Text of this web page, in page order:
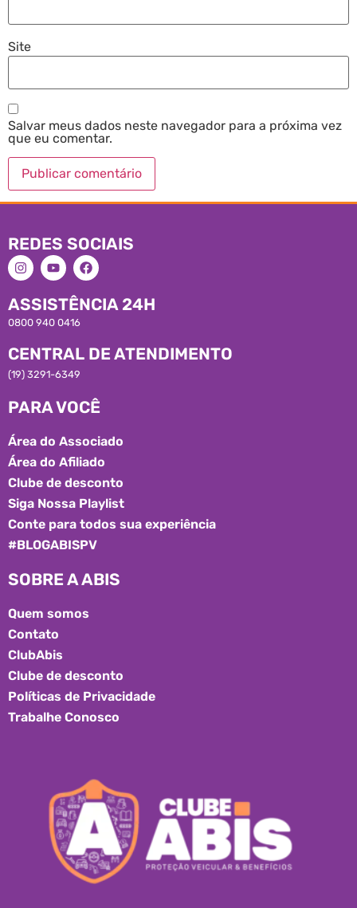
Site
Salvar meus dados neste navegador para a próxima vez
que eu comentar.
REDES SOCIAIS
ASSISTÊNCIA 24H
0800 940 0416
CENTRAL DE ATENDIMENTO
(19) 3291-6349
PARA VOCÊ
Área do Associado
Área do Afiliado
Clube de desconto
Siga Nossa Playlist
Conte para todos sua experiência
#BLOGABISPV
SOBRE A ABIS
Quem somos
Contato
ClubAbis
Clube de desconto
Políticas de Privacidade
Trabalhe Conosco